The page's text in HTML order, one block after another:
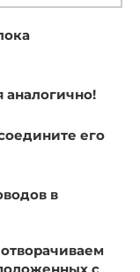
его
в